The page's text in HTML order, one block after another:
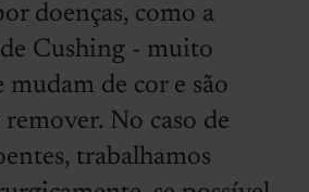
doenças, como a
Cushing - muito
mudam de cor e são
No caso de
trabalhamos